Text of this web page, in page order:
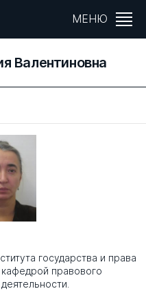
МЕНЮ
Валентиновна
государства и права
правового